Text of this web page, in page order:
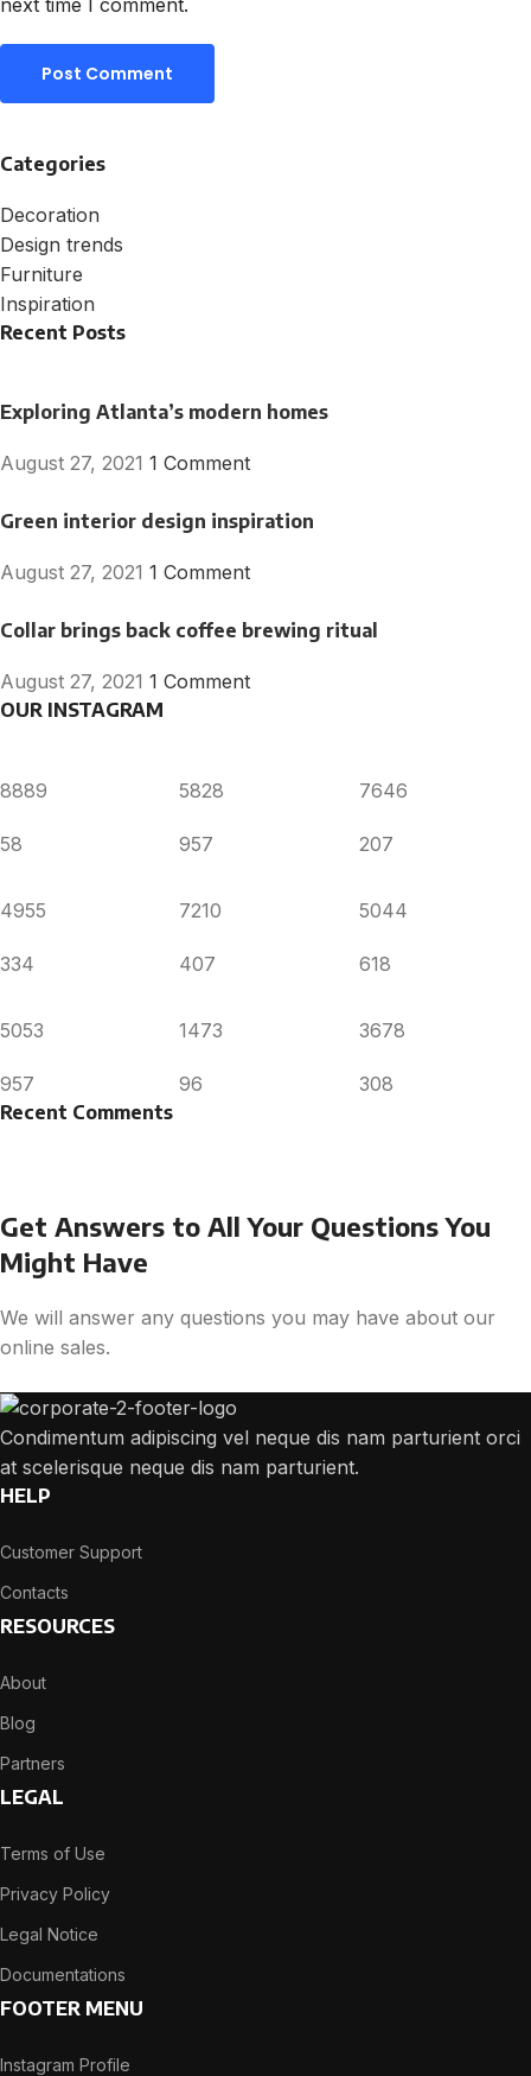
Categories
Decoration
Design trends
Furniture
Inspiration
Recent Posts
Exploring Atlanta’s modern homes
August 27, 2021 1 Comment
Green interior design inspiration
August 27, 2021 1 Comment
Collar brings back coffee brewing ritual
August 27, 2021 1 Comment
OUR INSTAGRAM
8889
58
5828
957
7646
207
4955
334
7210
407
5044
618
5053
957
1473
96
3678
308
Recent Comments
Get Answers to All Your Questions You
Might Have
We will answer any questions you may have about our
online sales.
Condimentum adipiscing vel neque dis nam parturient orci
at scelerisque neque dis nam parturient.
HELP
Customer Support
Contacts
RESOURCES
About
Blog
Partners
LEGAL
Terms of Use
Privacy Policy
Legal Notice
Documentations
FOOTER MENU
Instagram Profile